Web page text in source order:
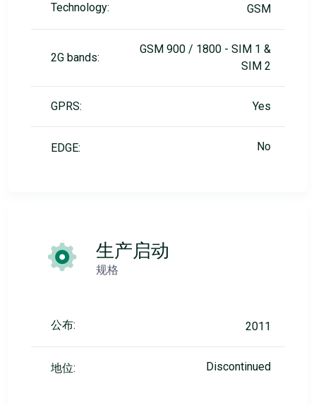
Technology: GSM
2G bands:
GSM 900 / 1800 - SIM 1 &
SIM 2
GPRS: Yes
EDGE: No
生产启动
规格
公布: 2011
地位: Discontinued